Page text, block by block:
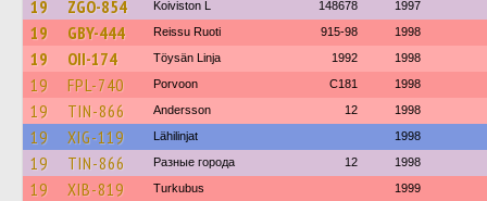
19 ZGO-854 Koiviston L 148678 1997
19 GBY-444 Reissu Ruoti 915-98 1998
19 OII-174 Töysän Linja 1992 1998
19 FPL-740 Porvoon C181 1998
19 TIN-866 Andersson 12 1998
19 XIG-119 Lähilinjat 1998
19 TIN-866 Разные города 12 1998
19 XIB-819 Turkubus 1999